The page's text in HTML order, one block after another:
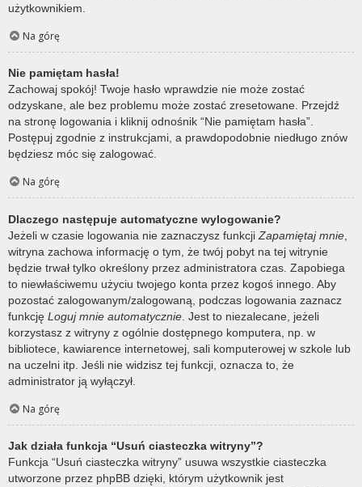
użytkownikiem.
Na górę
Nie pamiętam hasła!
Zachowaj spokój! Twoje hasło wprawdzie nie może zostać
odzyskane, ale bez problemu może zostać zresetowane. Przejdź
na stronę logowania i kliknij odnośnik “Nie pamiętam hasła”.
Postępuj zgodnie z instrukcjami, a prawdopodobnie niedługo znów
będziesz móc się zalogować.
Na górę
Dlaczego następuje automatyczne wylogowanie?
Jeżeli w czasie logowania nie zaznaczysz funkcji Zapamiętaj mnie
witryna zachowa informację o tym, że twój pobyt na tej witrynie
będzie trwał tylko określony przez administratora czas. Zapobiega
to niewłaściwemu użyciu twojego konta przez kogoś innego. Aby
pozostać zalogowanym/zalogowaną, podczas logowania zaznacz
funkcję Loguj mnie automatycznie . Jest to niezalecane, jeżeli
korzystasz z witryny z ogólnie dostępnego komputera, np. w
bibliotece, kawiarence internetowej, sali komputerowej w szkole lub
na uczelni itp. Jeśli nie widzisz tej funkcji, oznacza to, że
administrator ją wyłączył.
Na górę
Jak działa funkcja “Usuń ciasteczka witryny”?
Funkcja “Usuń ciasteczka witryny” usuwa wszystkie ciasteczka
utworzone przez phpBB dzięki, którym użytkownik jest